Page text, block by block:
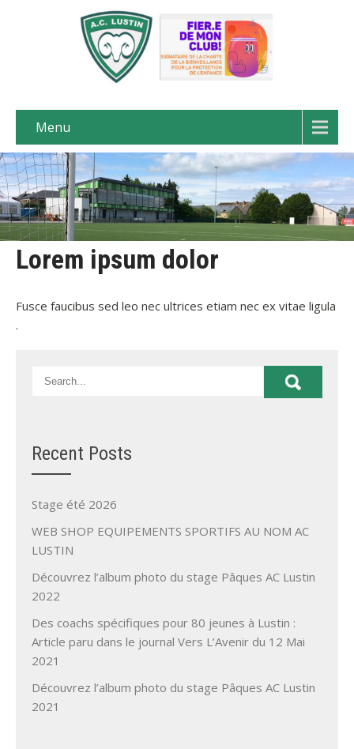
Menu
Lorem ipsum dolor
Fusce faucibus sed leo nec ultrices etiam nec ex vitae ligula
.
Recent Posts
Stage été 2026
WEB SHOP EQUIPEMENTS SPORTIFS AU NOM AC
LUSTIN
Découvrez l’album photo du stage Pâques AC Lustin
2022
Des coachs spécifiques pour 80 jeunes à Lustin :
Article paru dans le journal Vers L’Avenir du 12 Mai
2021
Découvrez l’album photo du stage Pâques AC Lustin
2021